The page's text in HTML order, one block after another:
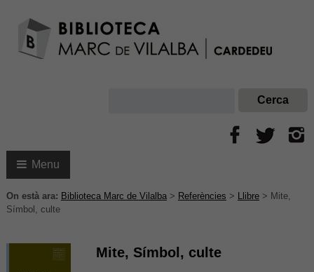
Menu
On està ara: Biblioteca Marc de Vilalba> Referències > Llibre> Mite,
Símbol, culte
Mite, Símbol, culte